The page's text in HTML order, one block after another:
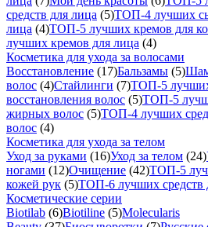
средств для лица (5)ТОП-4 лучших
лица (4)ТОП-5 лучших кремов для
лучших кремов для лица (4)
Косметика для ухода за волосами
Восстановление (17)Бальзамы (5)
волос (4)Стайлинги (7)ТОП-5 лучших
восстановления волос (5)ТОП-5
жирных волос (5)ТОП-4 лучших
волос (4)
Косметика для ухода за телом
Уход за руками (16)Уход за телом (24)
ногами (12)Очищение (42)ТОП-5
кожей рук (5)ТОП-6 лучших средств
Косметические серии
Biotilab (6)Biotiline (5)Molecularis